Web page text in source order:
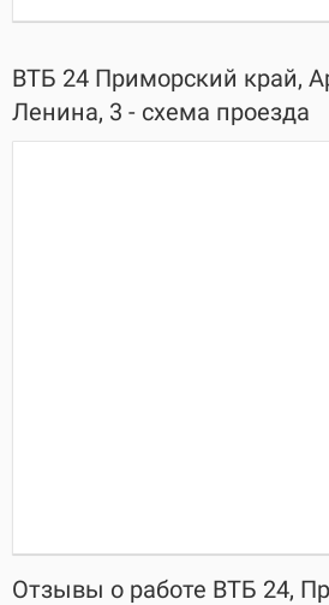
ВТБ 24 Приморский край,
Ленина, 3 - схема проезда
Отзывы о работе ВТБ 24,